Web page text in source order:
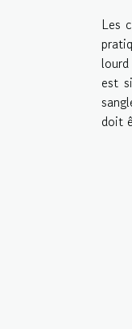
Les
est
doit